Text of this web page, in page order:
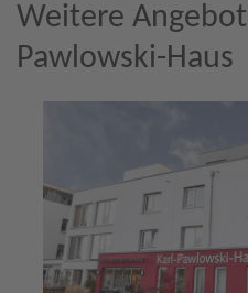
Weitere
Pawlowski-Haus